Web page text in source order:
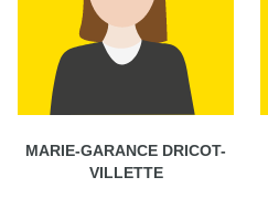
MARIE-GARANCE DRICOT-
VILLETTE